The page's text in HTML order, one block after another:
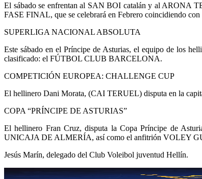
El sábado se enfrentan al SAN BOI catalán y al ARONA
FASE FINAL, que se celebrará en Febrero coincidiendo
SUPERLIGA NACIONAL ABSOLUTA
Este sábado en el Príncipe de Asturias, el equipo de los
clasificado: el FÚTBOL CLUB BARCELONA.
COMPETICIÓN EUROPEA: CHALLENGE CUP
El hellinero Dani Morata, (CAI TERUEL) disputa en la
COPA “PRÍNCIPE DE ASTURIAS”
El hellinero Fran Cruz, disputa la Copa Príncipe de
UNICAJA DE ALMERÍA, así como el anfitrión VOLEY
Jesús Marín, delegado del Club Voleibol juventud Hellín.